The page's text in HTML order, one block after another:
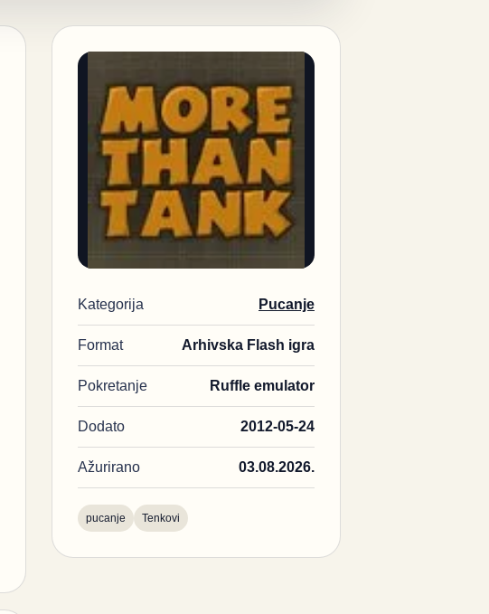
Kategorija Pucanje
Format Arhivska Flash igra
Pokretanje Ruffle emulator
Dodato 2012-05-24
Ažurirano 03.08.2026.
pucanje Tenkovi